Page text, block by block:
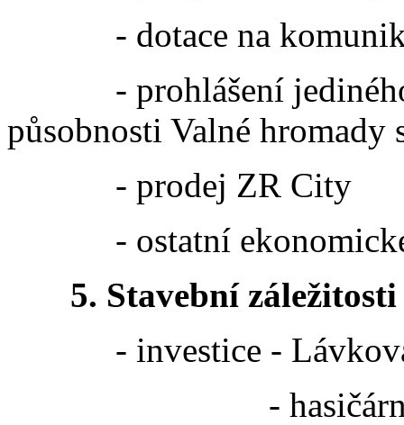
- dotace na
- prohlášení jediného
působnosti Valné hromady
- prodej ZR City
- ostatní ekonomické
5. Stavební záležitosti
- investice - Lávková
- hasičárna byty